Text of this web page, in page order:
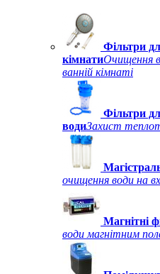
Фільтри
кімнатиОчищення
ванній кімнаті
Фільтри
водиЗахист
очищення води на
Магнітні
води магнітним